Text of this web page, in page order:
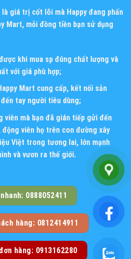
là giá trị cốt lõi mà Happy đang phấn
Mart, mỗi đồng tiền bạn sử dụng
khi mua sp đúng chất lượng và
với giá phù hợp;
Mart cung cấp, kết nối sản
tay người tiêu dùng;
viên mà bạn đã gián tiếp gửi đến
viên họ trên con đường xây
Việt trong tương lai, lớn mạnh
và vươn ra thế giới.
0888052411
hàng: 0812414911
hàng: 0913162280